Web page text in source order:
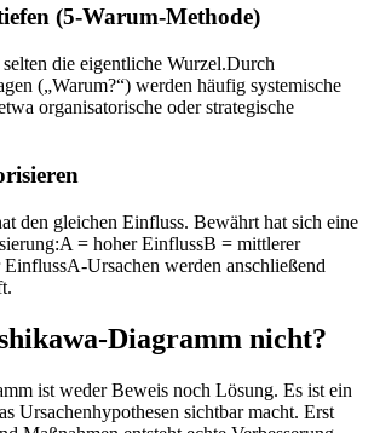
(5-Warum-Methode)
die eigentliche Wurzel.Durch
(„Warum?“) werden häufig systemische
organisatorische oder strategische
den gleichen Einfluss. Bewährt hat sich eine
A = hoher EinflussB = mittlerer
EinflussA-Ursachen werden anschließend
Diagramm nicht?
ist weder Beweis noch Lösung. Es ist ein
Ursachenhypothesen sichtbar macht. Erst